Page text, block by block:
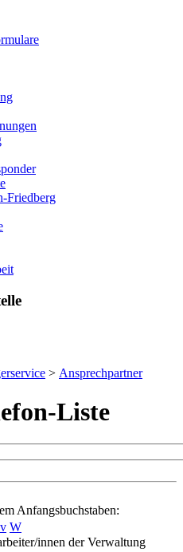
Friedberg
> Ansprechpartner
Liste
Anfangsbuchstaben:
v W
innen der Verwaltung